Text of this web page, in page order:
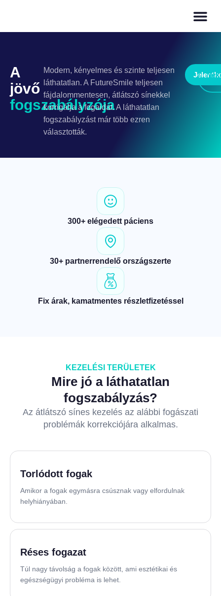
A
jövő
fogszabályzója
Modern, kényelmes és szinte teljesen
láthatatlan. A FutureSmile teljesen
fájdalommentesen, átlátszó sínekkel
korrigálja a fogaidat. A láthatatlan
fogszabályzást már több ezren
választották.
300+ elégedett páciens
30+ partnerrendelő országszerte
Fix árak, kamatmentes részletfizetéssel
KEZELÉSI TERÜLETEK
Mire jó a láthatatlan
fogszabályzás?
Az átlátszó sínes kezelés az alábbi fogászati
problémák korrekciójára alkalmas.
Torlódott fogak
Amikor a fogak egymásra csúsznak vagy elfordulnak
helyhiányában.
Réses fogazat
Túl nagy távolság a fogak között, ami esztétikai és
egészségügyi probléma is lehet.